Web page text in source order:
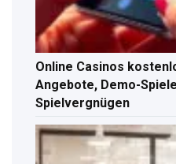
Online Casinos
Angebote, Demo-
Spielvergnügen